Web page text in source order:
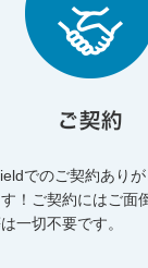
でのご契約あり
！ご契約にはご面
一切不要です。